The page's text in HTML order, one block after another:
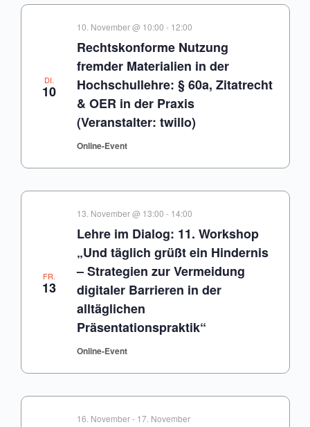
DI.
10
Rechtskonforme Nutzung
fremder Materialien in der
Hochschullehre: § 60a, Zitatrecht
& OER in der Praxis
(Veranstalter: twillo)
10. November @ 10:00 - 12:00
Online-Event
FR.
13
Lehre im Dialog: 11. Workshop
„Und täglich grüßt ein Hindernis
– Strategien zur Vermeidung
digitaler Barrieren in der
alltäglichen
Präsentationspraktik“
13. November @ 13:00 - 14:00
Online-Event
16. November- 17. November